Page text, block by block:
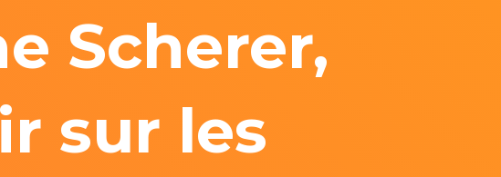
Scherer,
sur les